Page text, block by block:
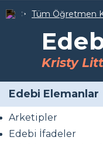
Tüm Öğretmen
Kristy
Edebi Elemanlar
Arketipler
Edebi İfadeler